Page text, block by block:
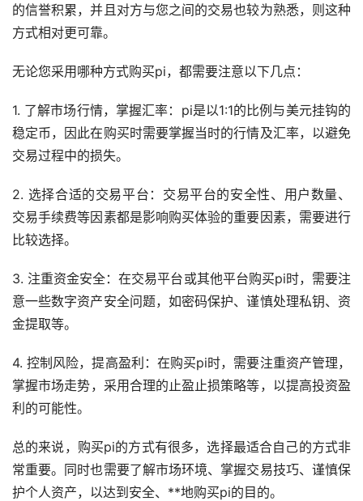
的信誉积累，并且对方与您之间的交易也较为熟悉，则这种
方式相对更可靠。
无论您采用哪种方式购买pi，都需要注意以下几点：
1. 了解市场行情，掌握汇率：pi是以1:1的比例与美元挂钩的
稳定币，因此在购买时需要掌握当时的行情及汇率，以避免
交易过程中的损失。
2. 选择合适的交易平台：交易平台的安全性、用户数量、
交易手续费等因素都是影响购买体验的重要因素，需要进行
比较选择。
3. 注重资金安全：在交易平台或其他平台购买pi时，需要注
意一些数字资产安全问题，如密码保护、谨慎处理私钥、资
金提取等。
4. 控制风险，提高盈利：在购买pi时，需要注重资产管理，
掌握市场走势，采用合理的止盈止损策略等，以提高投资盈
利的可能性。
总的来说，购买pi的方式有很多，选择最适合自己的方式非
常重要。同时也需要了解市场环境、掌握交易技巧、谨慎保
护个人资产，以达到安全、**地购买pi的目的。